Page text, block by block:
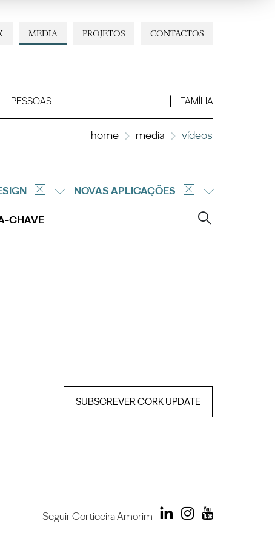
CONTACTOS
PROJETOS
MEDIA
PESSOAS FAMÍLIA
home media vídeos
NOVAS APLICAÇÕES
SUBSCREVER CORK UPDATE
Seguir Corticeira Amorim